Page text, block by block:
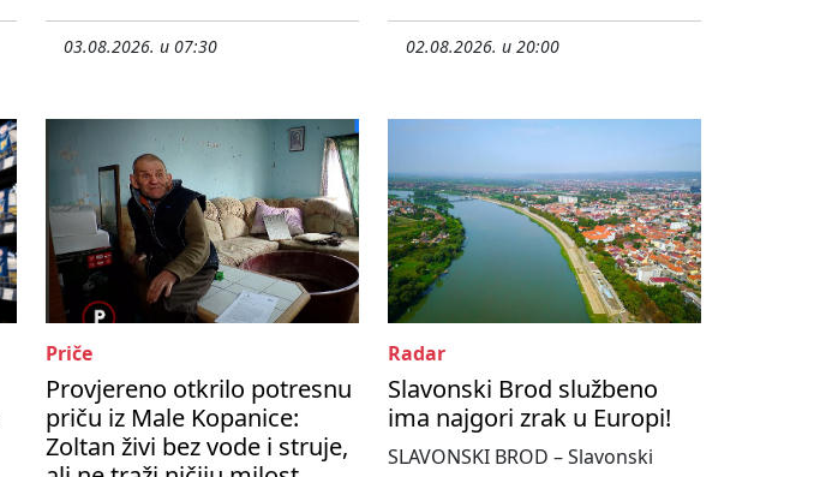
03.08.2026. u 07:30 02.08.2026. u 20:00
Priče
Provjereno otkrilo potresnu
priču iz Male Kopanice:
Zoltan živi bez vode i struje,
Radar
Slavonski Brod službeno
ima najgori zrak u Europi!
SLAVONSKI BROD – Slavonski